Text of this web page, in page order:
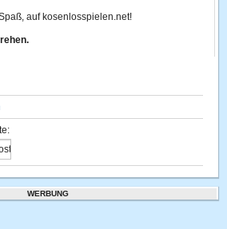
auf kosenlosspielen.net!
WERBUNG